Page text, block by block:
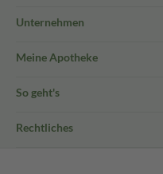
Unternehmen
Meine Apotheke
So geht's
Rechtliches